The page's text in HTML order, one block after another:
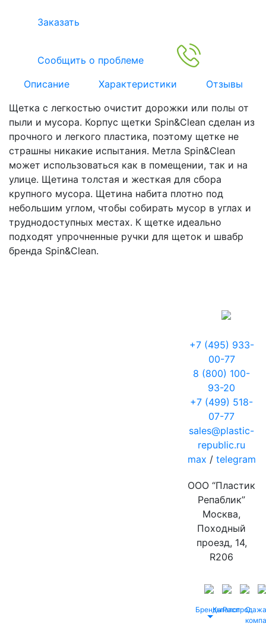
Заказать
Сообщить о проблеме
Описание
Характеристики
Отзывы
Щетка с легкостью очистит дорожки или полы от
пыли и мусора. Корпус щетки Spin&Clean сделан из
прочного и легкого пластика, поэтому щетке не
страшны никакие испытания. Метла Spin&Clean
может использоваться как в помещении, так и на
улице. Щетина толстая и жесткая для сбора
крупного мусора. Щетина набита плотно под
небольшим углом, чтобы собирать мусор в углах и
труднодоступных местах. К щетке идеально
подходят упрочненные ручки для щеток и швабр
бренда Spin&Clean.
+7 (495) 933-
00-77
8 (800) 100-
93-20
+7 (499) 518-
07-77
sales@plastic-
republic.ru
max / telegram
ООО “Пластик
Репаблик”
Москва,
Походный
проезд, 14,
R206
БрендыКаталог
Распродажа
О